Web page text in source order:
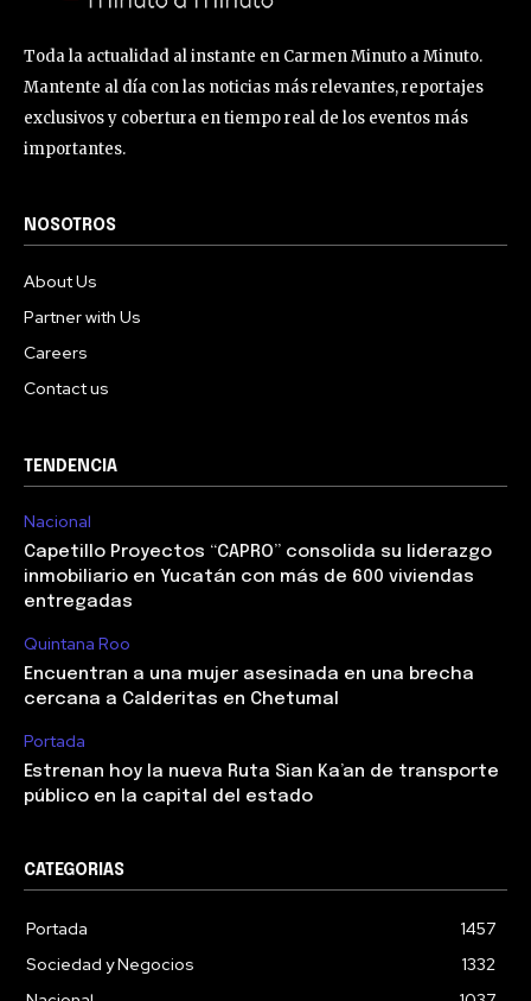
Toda la actualidad al instante en Carmen Minuto a Minuto.
Mantente al día con las noticias más relevantes, reportajes
exclusivos y cobertura en tiempo real de los eventos más
importantes.
NOSOTROS
About Us
Partner with Us
Careers
Contact us
TENDENCIA
Nacional
Capetillo Proyectos “CAPRO” consolida su liderazgo
inmobiliario en Yucatán con más de 600 viviendas
entregadas
Quintana Roo
Encuentran a una mujer asesinada en una brecha
cercana a Calderitas en Chetumal
Portada
Estrenan hoy la nueva Ruta Sian Ka’an de transporte
público en la capital del estado
CATEGORIAS
Portada
1457
Sociedad y Negocios
1332